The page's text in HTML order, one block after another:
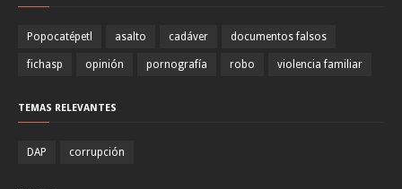
Popocatépetl asalto cadáver documentos falsos
fichasp opinión pornografía robo violencia familiar
TEMAS RELEVANTES
DAP corrupción